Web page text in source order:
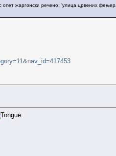
опет жаргонски речено: ’улица црвених